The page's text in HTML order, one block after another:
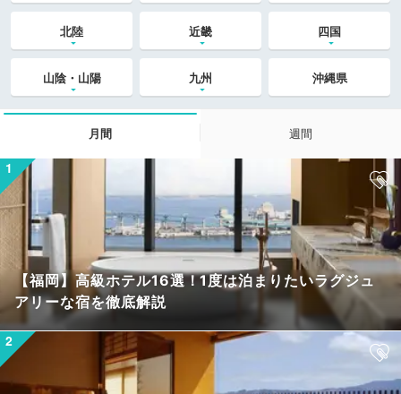
北陸 近畿 四国
山陰・山陽 九州 沖縄県
月間 週間
【福岡】高級ホテル16選！1度は泊まりたいラグジュ
アリーな宿を徹底解説